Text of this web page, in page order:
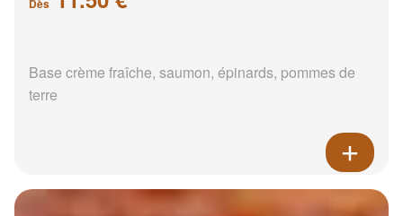
Dès
Base crème fraîche, saumon, épinards, pommes de
terre